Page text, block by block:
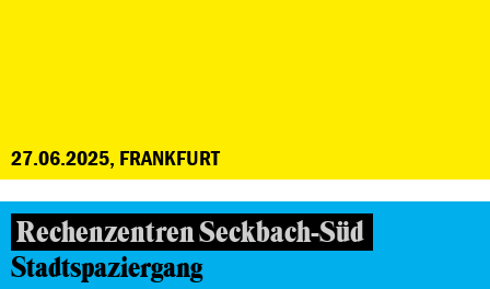
27.06.2025, FRANKFURT
Rechenzentren Seckbach-Süd
Stadtspaziergang